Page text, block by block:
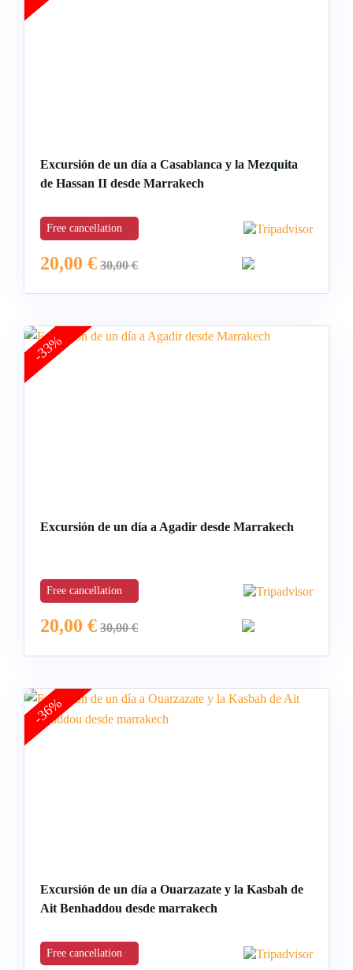
Excursión de un día a Casablanca y la Mezquita
de Hassan II desde Marrakech
Free cancellation
20,00 € 30,00€
-33%
Excursión de un día a Agadir desde Marrakech
Free cancellation
20,00 € 30,00€
-36%
Excursión de un día a Ouarzazate y la Kasbah de
Ait Benhaddou desde marrakech
Free cancellation